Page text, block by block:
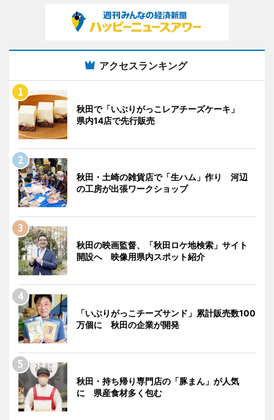
アクセスランキング
秋田で「いぶりがっこレアチーズケーキ」
県内14店で先行販売
秋田・土崎の雑貨店で「生ハム」作り 河辺
の工房が出張ワークショップ
秋田の映画監督、「秋田ロケ地検索」サイト
開設へ 映像用県内スポット紹介
「いぶりがっこチーズサンド」累計販売数100
万個に 秋田の企業が開発
秋田・持ち帰り専門店の「豚まん」が人気
に 県産食材多く包む